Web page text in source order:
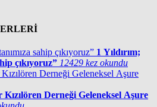
1 Yıldırım;
çıkıyoruz” 12429 kez okundu
Derneği Geleneksel Aşure